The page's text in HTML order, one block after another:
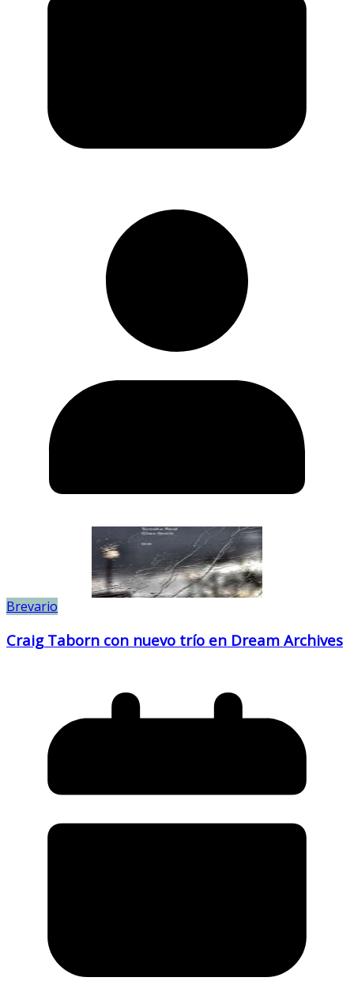
Brevario
Craig Taborn con nuevo trío en Dream Archives